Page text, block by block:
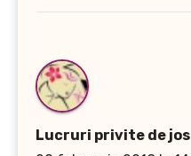
Lucruri privite de jos